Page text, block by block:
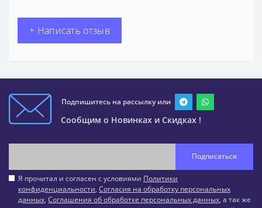
+ Написать отзыв
Подпишитесь на рассылку или
Сообщим о Новинках и Скидках !
Подписаться
Я прочитал и согласен с условиями Политики
конфиденциальности, Согласия на обработку персональных
данных, Соглашения об обработке персональных данных, а так же